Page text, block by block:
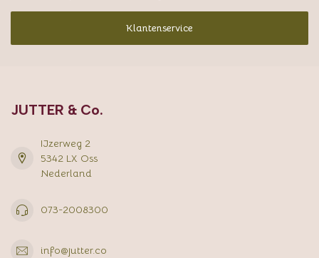
Klantenservice
JUTTER & Co.
IJzerweg 2
5342 LX Oss
Nederland
073-2008300
info@jutter.co